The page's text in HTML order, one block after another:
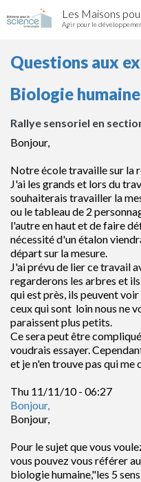
sensoriel
grands
au
Les Maisons
Agir pour le
Questions aux
Biologie humaine
Rallye sensoriel en
Bonjour,
Notre école travaille sur la
J'ai les grands et lors du
souhaiterais travailler la
ou le tableau de 2
l'autre en haut et de faire
nécessité d'un étalon
départ sur la mesure.
J'ai prévu de lier ce travail
regarderons les arbres et
qui est près, ils peuvent
ceux qui sont loin nous ne
paraissent plus petits.
Ce sera peut être
voudrais essayer.
et je n'en trouve pas qui me
Thu 11/11/10 - 06:27
Bonjour,
Bonjour,
Pour le sujet que vous
vous pouvez vous référer
biologie humaine,"les 5